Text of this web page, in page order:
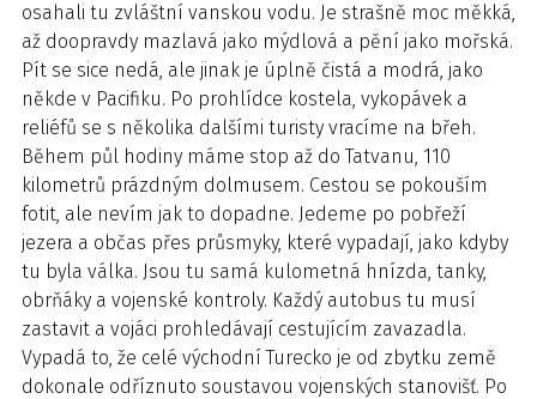
osahali tu zvláštní vanskou vodu. Je strašně moc měkká,
až doopravdy mazlavá jako mýdlová a pění jako mořská.
Pít se sice nedá, ale jinak je úplně čistá a modrá, jako
někde v Pacifiku. Po prohlídce kostela, vykopávek a
reliéfů se s několika dalšími turisty vracíme na břeh.
Během půl hodiny máme stop až do Tatvanu, 110
kilometrů prázdným dolmusem. Cestou se pokouším
fotit, ale nevím jak to dopadne. Jedeme po pobřeží
jezera a občas přes průsmyky, které vypadají, jako kdyby
tu byla válka. Jsou tu samá kulometná hnízda, tanky,
obrňáky a vojenské kontroly. Každý autobus tu musí
zastavit a vojáci prohledávají cestujícím zavazadla.
Vypadá to, že celé východní Turecko je od zbytku země
dokonale odříznuto soustavou vojenských stanovišť. Po